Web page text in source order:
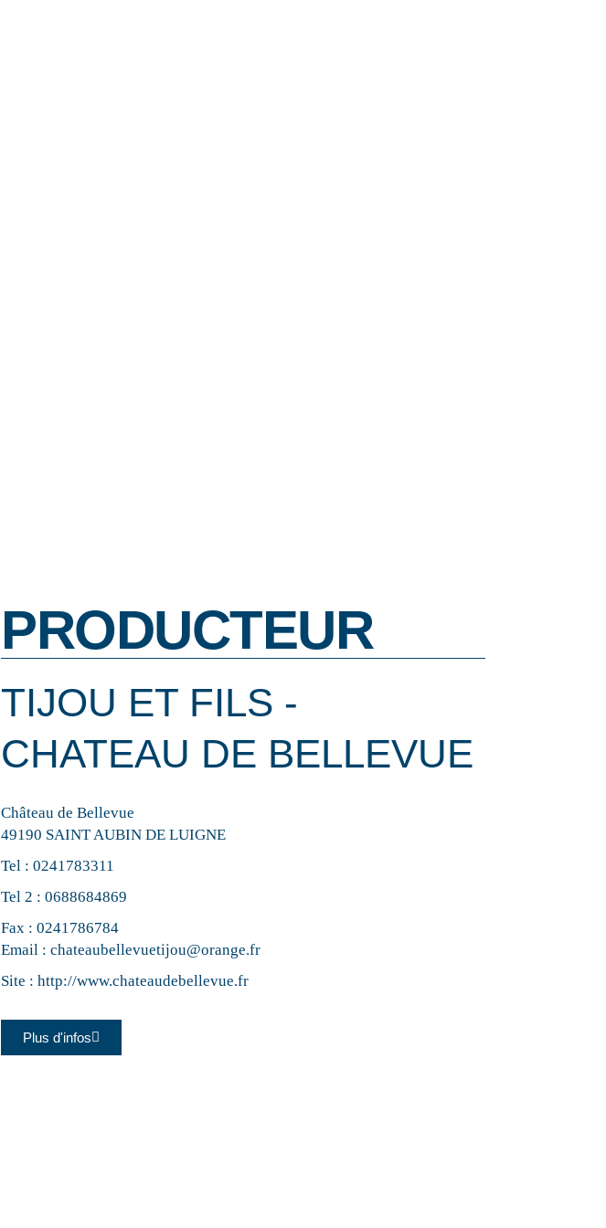
PRODUCTEUR
TIJOU ET FILS -
CHATEAU DE BELLEVUE
Château de Bellevue
49190 SAINT AUBIN DE LUIGNE
Tel : 0241783311
Tel 2 : 0688684869
Fax : 0241786784
Email : chateaubellevuetijou@orange.fr
Site : http://www.chateaudebellevue.fr
Plus d'infos